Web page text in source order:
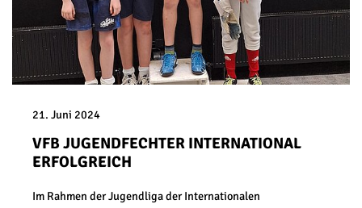
21. Juni 2024
VFB JUGENDFECHTER INTERNATIONAL
ERFOLGREICH
Im Rahmen der Jugendliga der Internationalen